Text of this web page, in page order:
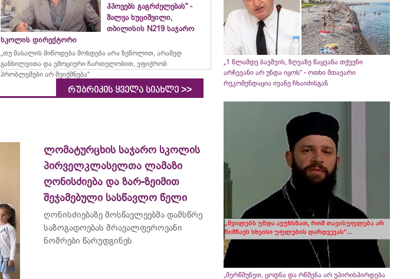
ჰპოვებს გაგრძელებას“ -
შალვა ხუციშვილი,
თბილისის N219 საჯარო
სკოლის დირექტორი
„თუ მასალის მიწოდება მოხდება არა ზეწოლით, არამედ
განხილვითა და ემოციური ჩართულობით, ვფიქრობ
პრობლემები არ შეიქმნება“
რუბრიკის ყველა სიახლე >>
ლომატურცხის საჯარო სკოლის
პირველკლასელთა ლამაზი
ღონისძიება და ზარ-ზეიმით
შეჯამებული სასწავლო წელი
ღონისძიებაზე მოსწავლეებმა დამსწრე
საზოგადოებას მრავალფეროვანი
ნომრები წარუდგინეს
„1 წლამდე ბავშვის, ზღვაზე წაყვანა თქვენი
არჩევანი არ უნდა იყოს“ - ოთხი მთავარი
რეკომენდაცია ივანე ჩხაიძისგან
„მერწმუნეთ, ცოდნა და რწმენა არ უპირისპირდება